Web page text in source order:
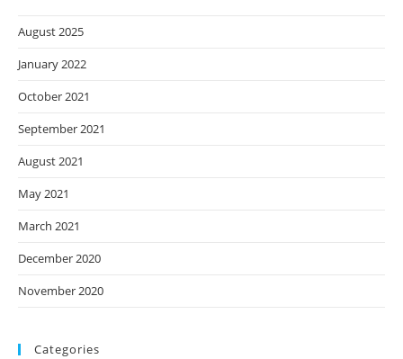
August 2025
January 2022
October 2021
September 2021
August 2021
May 2021
March 2021
December 2020
November 2020
Categories